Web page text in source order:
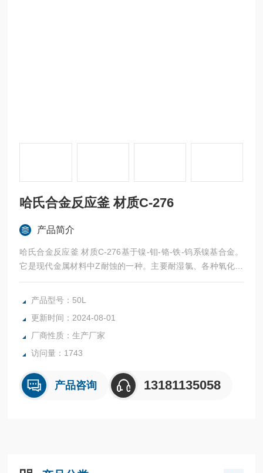
哈氏合金反应釜 材质C-276
产品简介
哈氏合金反应釜 材质C-276基于镍-钼-铬-铁-钨系镍基合金。
它是现代金属材料中Z耐蚀的一种。主要耐湿氯、各种氧化性
氯化物、氯化盐溶液、硫酸与氧化性盐，在低温与中温盐酸中
均有很好的耐蚀性能。如化工、石油化工、烟气脱硫、纸浆和
所有有色金属哈氏合金耐腐蚀实验室反应釜均可接受客户的个
性化定制。
产品型号：50L
更新时间：2024-08-01
厂商性质：生产厂家
访问量：1743
产品咨询 13181135058